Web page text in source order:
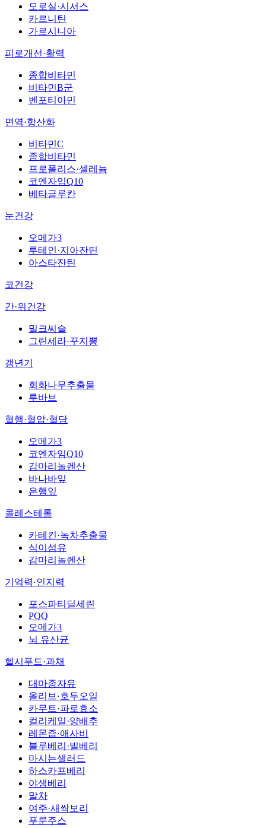
모로실·시서스
카르니틴
가르시니아
피로개선·활력
종합비타민
비타민B군
벤포티아민
면역·항산화
비타민C
종합비타민
프로폴리스·셀레늄
코엔자임Q10
베타글루칸
눈건강
오메가3
루테인·지아잔틴
아스타잔틴
코건강
간·위건강
밀크씨슬
그린세라·꾸지뽕
갱년기
회화나무추출물
루바브
혈행·혈압·혈당
오메가3
코엔자임Q10
감마리놀렌산
바나바잎
은행잎
콜레스테롤
카테킨·녹차추출물
식이섬유
감마리놀렌산
기억력·인지력
포스파티딜세린
PQQ
오메가3
뇌 유산균
헬시푸드·과채
대마종자유
올리브·호두오일
카무트·파로효소
컬리케일·양배추
레몬즙·애사비
블루베리·빌베리
마시는샐러드
하스카프베리
야생베리
말차
여주·새싹보리
푸룬주스